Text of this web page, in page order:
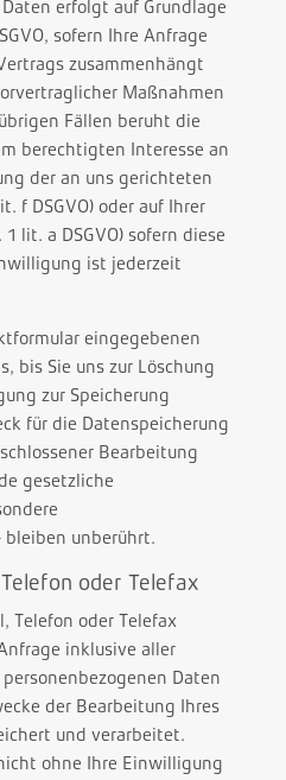
erfolgt auf Grundlage
sofern Ihre Anfrage
zusammenhängt
Maßnahmen
Fällen beruht die
berechtigten Interesse an
der an uns gerichteten
f DSGVO) oder auf Ihrer
lit. a DSGVO) sofern diese
ist jederzeit
eingegebenen
bis Sie uns zur Löschung
zur Speicherung
für die Datenspeicherung
Bearbeitung
gesetzliche
bleiben unberührt.
oder Telefax
Telefon oder Telefax
inklusive aller
Daten
der Bearbeitung Ihres
und verarbeitet.
ohne Ihre Einwilligung